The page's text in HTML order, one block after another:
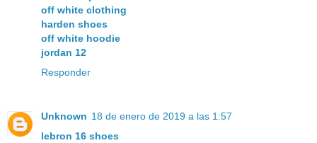
off white clothing
harden shoes
off white hoodie
jordan 12
Responder
Unknown 18 de enero de 2019 a las 1:57
lebron 16 shoes